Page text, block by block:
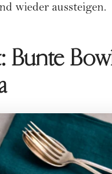
wieder aussteigen.
Bunte